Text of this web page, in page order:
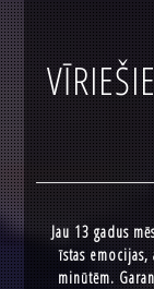
Jau 13 gadus
īstas
minūtēm.